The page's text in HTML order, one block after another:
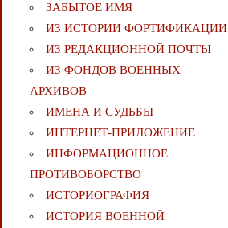
ЗАБЫТОЕ ИМЯ
ИЗ ИСТОРИИ ФОРТИФИКАЦИИ
ИЗ РЕДАКЦИОННОЙ ПОЧТЫ
ИЗ ФОНДОВ ВОЕННЫХ
АРХИВОВ
ИМЕНА И СУДЬБЫ
ИНТЕРНЕТ-ПРИЛОЖЕНИЕ
ИНФОРМАЦИОННОЕ
ПРОТИВОБОРСТВО
ИСТОРИОГРАФИЯ
ИСТОРИЯ ВОЕННОЙ